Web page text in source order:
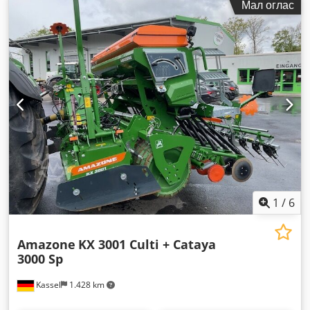
Мал оглас
1 / 6
Kassel 1.428 km
Amazone KX 3001 Culti + Cataya
3000 Sp